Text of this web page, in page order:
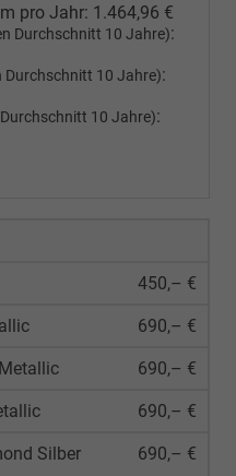
pro Jahr: 1.464,96 €
Durchschnitt 10 Jahre):
Durchschnitt 10 Jahre):
10 Jahre):
450,– €
690,– €
690,– €
690,– €
Silber
690,– €